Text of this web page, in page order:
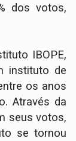
dos votos,
IBOPE,
instituto de
os anos
Através da
seus votos,
se tornou